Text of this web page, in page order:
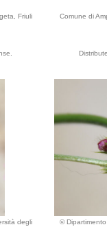
Friuli
Comune di
degli
©